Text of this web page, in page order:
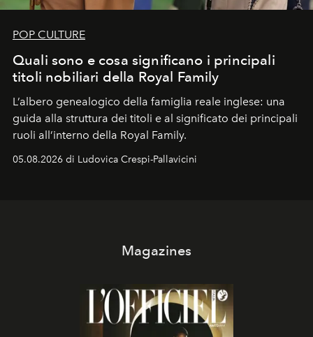
POP CULTURE
Quali sono e cosa significano i principali
titoli nobiliari della Royal Family
L’albero genealogico della famiglia reale inglese: una
guida alla struttura dei titoli e al significato dei principali
ruoli all’interno della Royal Family.
05.08.2026 di Ludovica Crespi-Pallavicini
Magazines